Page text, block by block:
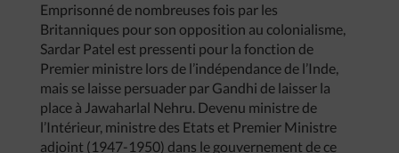
Emprisonné de nombreuses fois par les
Britanniques pour son opposition au colonialisme,
Sardar Patel est pressenti pour la fonction de
Premier ministre lors de l’indépendance de l’Inde,
mais se laisse persuader par Gandhi de laisser la
place à Jawaharlal Nehru. Devenu ministre de
l’Intérieur, ministre des Etats et Premier Ministre
adjoint (1947-1950) dans le gouvernement de ce